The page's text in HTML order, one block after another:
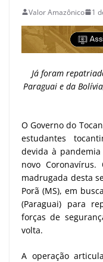
Valor Amazônico 1
Já foram
Paraguai e da
O Governo do
estudantes
devida à
novo
madrugada desta
Porã (MS), em
(Paraguai) para
forças de
volta.
A operação